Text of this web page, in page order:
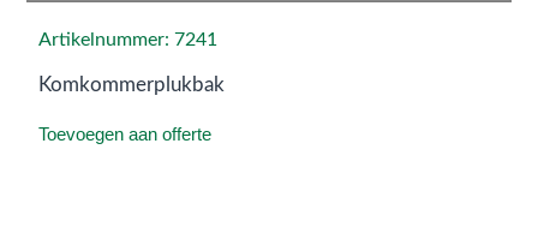
Artikelnummer: 7241
Komkommerplukbak
Toevoegen aan offerte